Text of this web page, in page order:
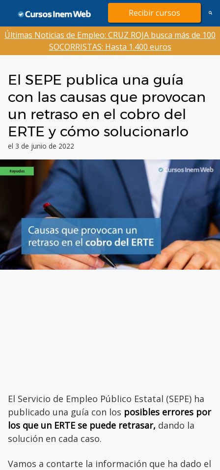
contenido
Recibir cursos
Últimas Noticias de Empleo: CRUZ ROJA busca más de 100
SOCORRISTAS: Hasta 1.400 euros
El SEPE publica una guía
con las causas que provocan
un retraso en el cobro del
ERTE y cómo solucionarlo
el 3 de junio de 2022
El Servicio de Empleo Público Estatal (SEPE) ha
publicado una guía con los posibles errores por
los que un ERTE se puede retrasar, dando la
solución en cada caso.
Vamos a contarte la información que ha dado el